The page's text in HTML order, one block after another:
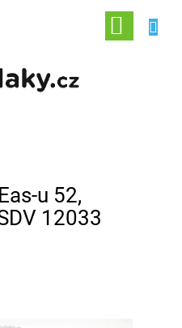
NÁKUPNÍ
KOŠÍK
u 52,
12033